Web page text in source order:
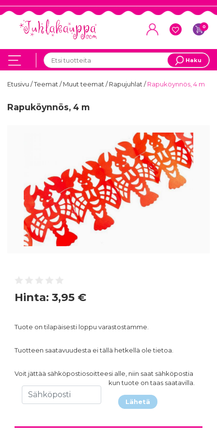
0
Haku
Etusivu /Teemat/Muut teemat/Rapujuhlat/Rapuköynnös, 4 m
Rapuköynnös, 4 m
Hinta: 3,95 €
Tuote on tilapäisesti loppu varastostamme.
Tuotteen saatavuudesta ei tällä hetkellä ole tietoa.
Voit jättää sähköpostiosoitteesi alle, niin saat sähköpostia
kun tuote on taas saatavilla.
Lähetä